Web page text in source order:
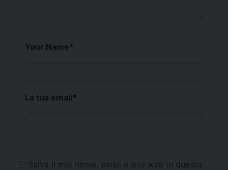
Your Name*
La tua email*
Salva il mio nome, email e sito web in questo